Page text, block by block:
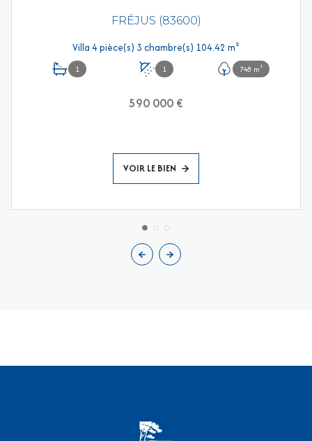
FRÉJUS (83600)
Villa 4 pièce(s) 3 chambre(s) 104.42 m²
1 1 748 m²
590 000 €
VOIR LE BIEN